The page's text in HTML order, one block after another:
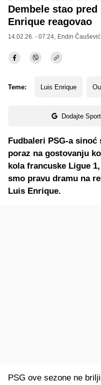
Dembele stao
Enrique reagovao
14.02.26. - 07:24, Endin Čaušević
Teme: Luis Enrique
Dodajte
Fudbaleri PSG-a
poraz na gostovanju
kola francuske Ligue
smo pravu dramu na
Luis Enrique.
PSG ove sezone ne